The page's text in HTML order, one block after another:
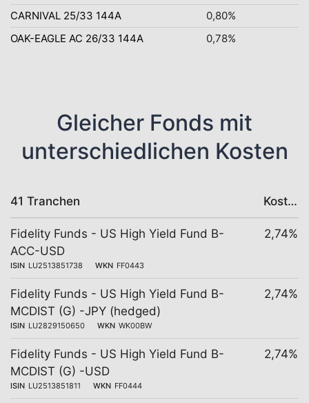
CARNIVAL 25/33 144A
0,80%
OAK-EAGLE AC 26/33 144A
0,78%
Gleicher Fonds mit
unterschiedlichen Kosten
41 Tranchen Kosten
Fidelity Funds - US High Yield Fund B-
ACC-USD
ISIN LU2513851738 WKN FF0443
2,74%
Fidelity Funds - US High Yield Fund B-
MCDIST (G) -JPY (hedged)
ISIN LU2829150650 WKN WK00BW
2,74%
Fidelity Funds - US High Yield Fund B-
MCDIST (G) -USD
ISIN LU2513851811 WKN FF0444
2,74%